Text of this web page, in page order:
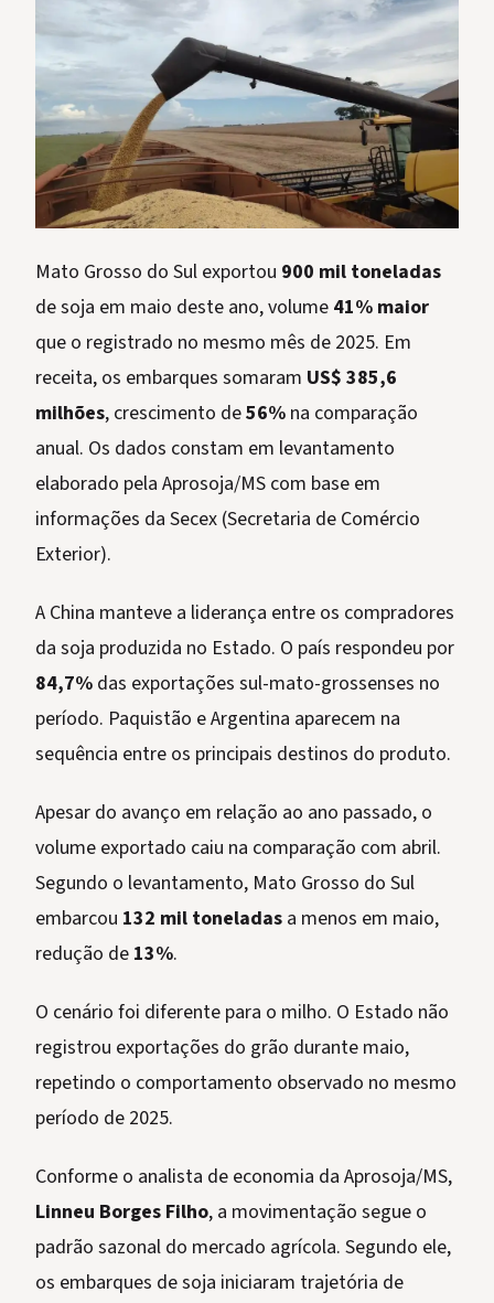
Mato Grosso do Sul exportou 900 mil toneladas
de soja em maio deste ano, volume 41% maior
que o registrado no mesmo mês de 2025. Em
receita, os embarques somaram US$ 385,6
milhões, crescimento de56% na comparação
anual. Os dados constam em levantamento
elaborado pela Aprosoja/MS com base em
informações da Secex (Secretaria de Comércio
Exterior).
A China manteve a liderança entre os compradores
da soja produzida no Estado. O país respondeu por
84,7% das exportações sul-mato-grossenses no
período. Paquistão e Argentina aparecem na
sequência entre os principais destinos do produto.
Apesar do avanço em relação ao ano passado, o
volume exportado caiu na comparação com abril.
Segundo o levantamento, Mato Grosso do Sul
embarcou 132 mil toneladas a menos em maio,
redução de 13%.
O cenário foi diferente para o milho. O Estado não
registrou exportações do grão durante maio,
repetindo o comportamento observado no mesmo
período de 2025.
Conforme o analista de economia da Aprosoja/MS,
Linneu Borges Filho, a movimentação segue o
padrão sazonal do mercado agrícola. Segundo ele,
os embarques de soja iniciaram trajetória de